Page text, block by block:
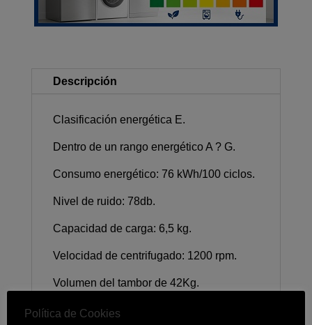
Descripción
Clasificación energética E.
Dentro de un rango energético A ? G.
Consumo energético: 76 kWh/100 ciclos.
Nivel de ruido: 78db.
Capacidad de carga: 6,5 kg.
Velocidad de centrifugado: 1200 rpm.
Volumen del tambor de 42Kg.
Conectividad NFC.
Política de Cookies